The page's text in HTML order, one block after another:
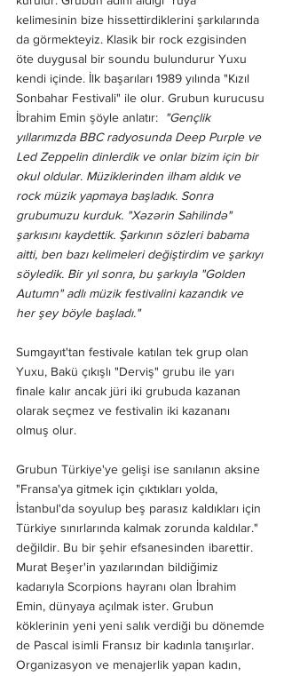
kelimesinin bize hissettirdiklerini şarkılarında
da görmekteyiz. Klasik bir rock ezgisinden
öte duygusal bir soundu bulundurur Yuxu
kendi içinde. İlk başarıları 1989 yılında "Kızıl
Sonbahar Festivali" ile olur. Grubun kurucusu
İbrahim Emin şöyle anlatır:
"Gençlik
yıllarımızda BBC radyosunda Deep Purple ve
Led Zeppelin dinlerdik ve onlar bizim için bir
okul oldular. Müziklerinden ilham aldık ve
rock müzik yapmaya başladık. Sonra
grubumuzu kurduk. "Xəzərin Sahilində"
şarkısını kaydettik. Şarkının sözleri babama
aitti, ben bazı kelimeleri değiştirdim ve şarkıyı
söyledik. Bir yıl sonra, bu şarkıyla "Golden
Autumn" adlı müzik festivalini kazandık ve
her şey böyle başladı."
Sumgayıt'tan festivale katılan tek grup olan
Yuxu, Bakü çıkışlı "Derviş" grubu ile yarı
finale kalır ancak jüri iki grubuda kazanan
olarak seçmez ve festivalin iki kazananı
olmuş olur.
Grubun Türkiye'ye gelişi ise sanılanın aksine
"Fransa'ya gitmek için çıktıkları yolda,
İstanbul'da soyulup beş parasız kaldıkları için
Türkiye sınırlarında kalmak zorunda kaldılar."
değildir. Bu bir şehir efsanesinden ibarettir.
Murat Beşer'in yazılarından bildiğimiz
kadarıyla Scorpions hayranı olan İbrahim
Emin, dünyaya açılmak ister. Grubun
köklerinin yeni yeni salık verdiği bu dönemde
de Pascal isimli Fransız bir kadınla tanışırlar.
Organizasyon ve menajerlik yapan kadın,